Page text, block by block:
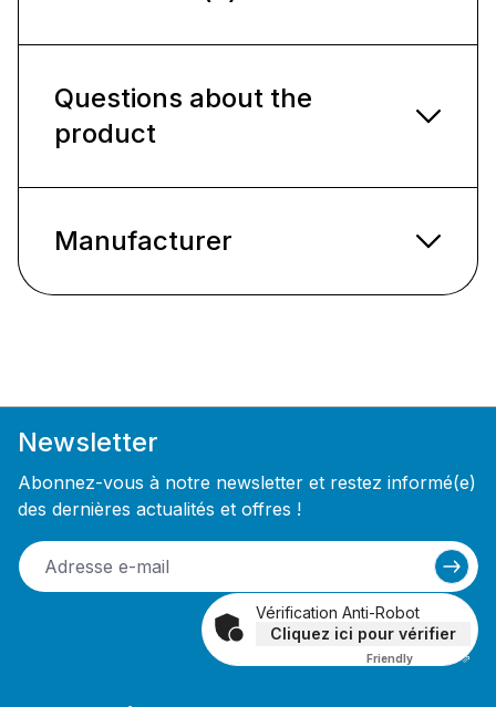
Questions about the
product
Manufacturer
Newsletter
Abonnez-vous à notre newsletter et restez informé(e)
des dernières actualités et offres !
Vérification Anti-Robot
Cliquez ici pour vérifier
Friendly Captcha ⇗